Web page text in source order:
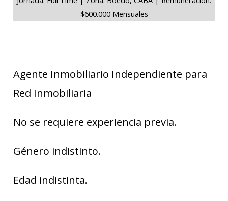
$600.000 Mensuales
Agente Inmobiliario Independiente para
Red Inmobiliaria
No se requiere experiencia previa.
Género indistinto.
Edad indistinta.